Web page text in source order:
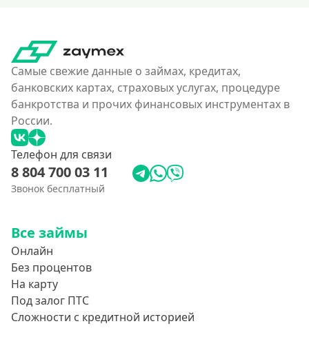
Самые свежие данные о займах, кредитах,
банковских картах, страховых услугах, процедуре
банкротства и прочих финансовых инструментах в
России.
Телефон для связи
8 804 700 03 11
Звонок бесплатный
Все займы
Онлайн
Без процентов
На карту
Под залог ПТС
Сложности с кредитной историей